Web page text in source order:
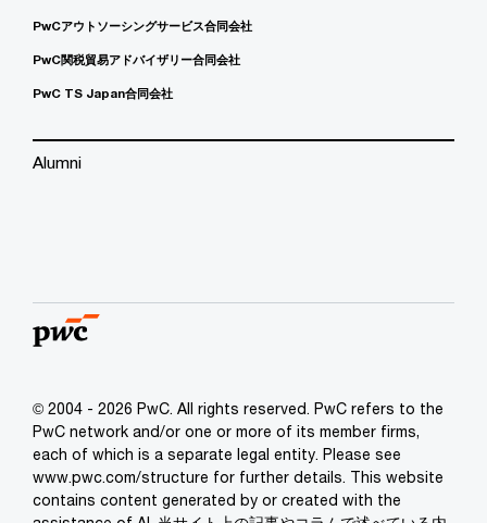
PwCアウトソーシングサービス合同会社
PwC関税貿易アドバイザリー合同会社
PwC TS Japan合同会社
Alumni
© 2004 - 2026 PwC. All rights reserved. PwC refers to the
PwC network and/or one or more of its member firms,
each of which is a separate legal entity. Please see
www.pwc.com/structure for further details. This website
contains content generated by or created with the